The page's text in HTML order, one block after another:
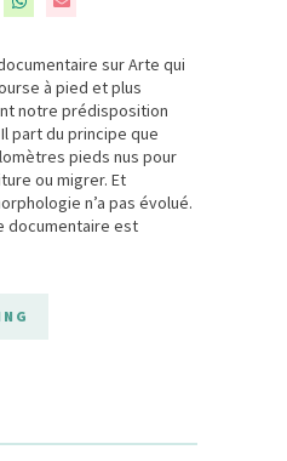
sur Arte qui
à pied et plus
notre prédisposition
part du principe que
pieds nus pour
ou migrer. Et
n’a pas évolué.
documentaire est